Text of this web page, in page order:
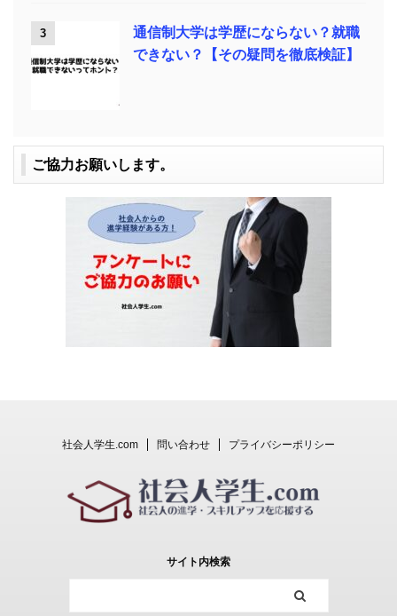
3
通信制大学は学歴にならない？就職
できない？【その疑問を徹底検証】
ご協力お願いします。
社会人学生.com 問い合わせ プライバシーポリシー
サイト内検索